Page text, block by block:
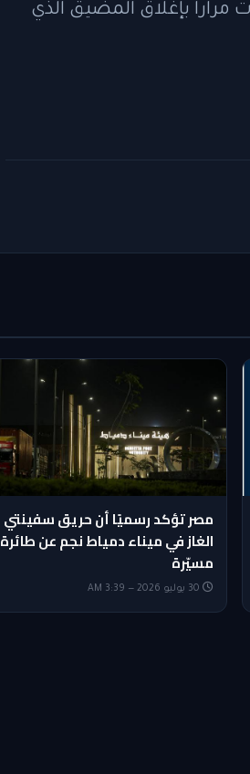
مرارا بإغلاق المضيق الذي
مصر تؤكد رسميًا أن حريق سفينتي
الغاز في ميناء دمياط نجم عن طائرة
مسيّرة
30 يوليو 2026 — 3:39 AM